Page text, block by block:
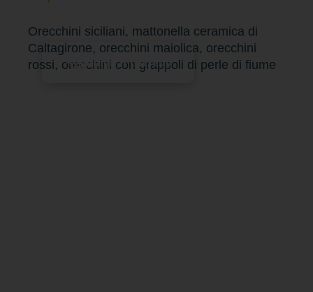
Orecchini siciliani, mattonella ceramica di
Caltagirone, orecchini maiolica, orecchini
rossi, orecchini con grappoli di perle di fiume
Aggiungi al carrello